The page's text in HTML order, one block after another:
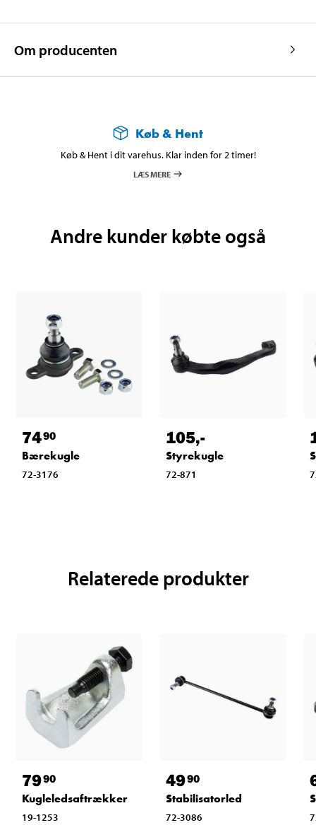
Om producenten
Køb & Hent
Køb & Hent i dit varehus. Klar inden for 2 timer!
LÆS MERE
Andre kunder købte også
7490
Bærekugle
72-3176
105,-
Styrekugle
72-871
Relaterede produkter
7990
Kugleledsaftrækker
19-1253
4990
Stabilisatorled
72-3086